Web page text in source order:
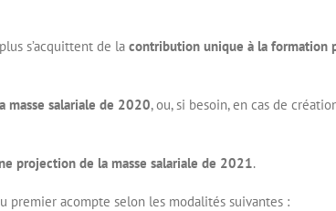
s’acquittent de la contribution unique à la formation
masse salariale de 2020, ou, si besoin, en cas de
projection de la masse salariale de 2021.
premier acompte selon les modalités suivantes :